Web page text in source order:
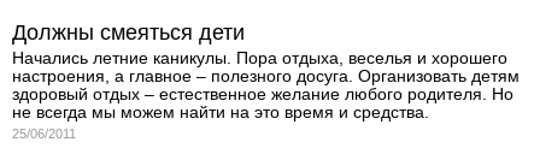
Должны смеяться дети
Начались летние каникулы. Пора отдыха, веселья и хорошего
настроения, а главное – полезного досуга. Организовать детям
здоровый отдых – естественное желание любого родителя. Но
не всегда мы можем найти на это время и средства.
25/06/2011